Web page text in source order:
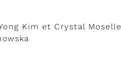
Kim et Crystal Moselle